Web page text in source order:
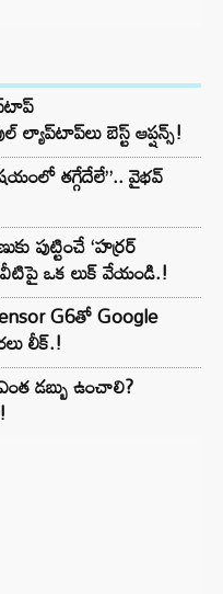
ల్యాప్‌టాప్‌లు బెస్ట్ ఆప్షన్స్!
తగ్గేదేలే”.. వైభవ్
పుట్టించే ‘హర్రర్
ఒక లుక్ వేయండి.!
G6తో Google
లీక్.!
డబ్బు ఉంచాలి?